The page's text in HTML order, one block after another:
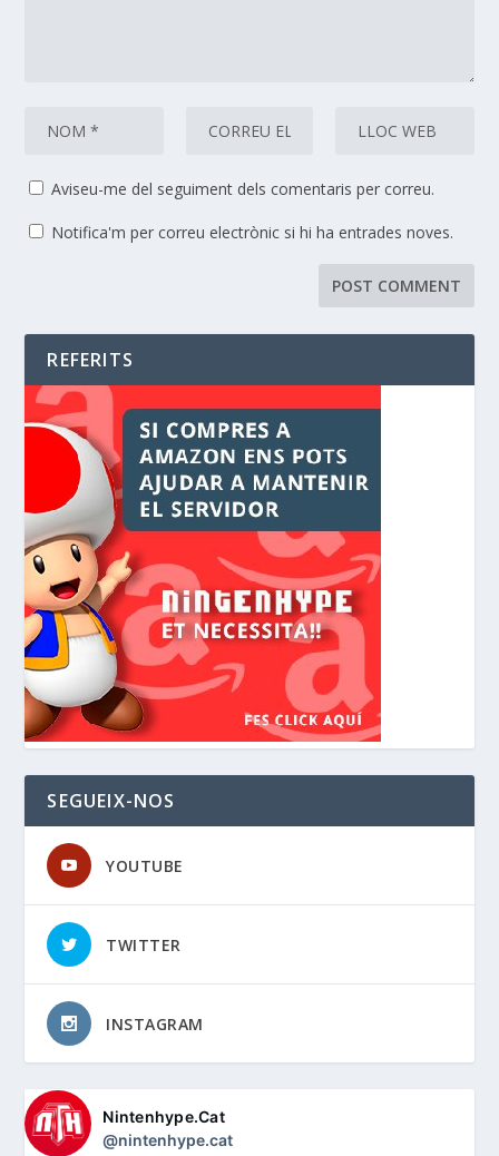
Aviseu-me del seguiment dels comentaris per correu.
Notifica'm per correu electrònic si hi ha entrades noves.
REFERITS
SEGUEIX-NOS
YOUTUBE
TWITTER
INSTAGRAM
Nintenhype.Cat
@nintenhype.cat